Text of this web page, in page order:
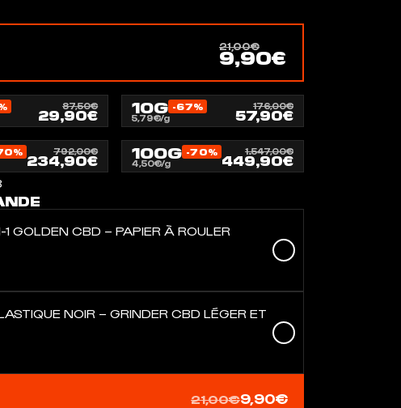
21,00€
9,90€
87,50€
29,90€ 10G -67%
5,79€/g
176,00€
57,90€
792,00€
234,90€ 100G -70%
4,50€/g
1.547,00€
449,90€
GOLDEN CBD – PAPIER À ROULER
NOIR – GRINDER CBD LÉGER ET
21,00€9,90€